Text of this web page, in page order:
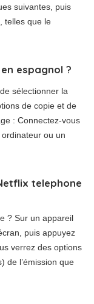
suivantes, puis
telles que le
espagnol ?
sélectionner la
de copie et de
: Connectez-vous
ordinateur ou un
telephone
? Sur un appareil
puis appuyez
verrez des options
de l’émission que